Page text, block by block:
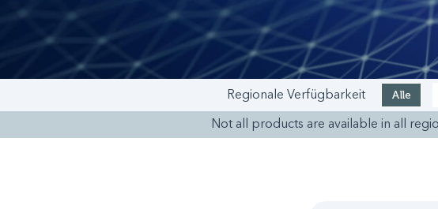
Regionale Verfügbarkeit Alle
Not all products are available in all